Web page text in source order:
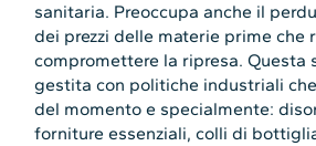
sanitaria. Preoccupa anche il
dei prezzi delle materie prime che
compromettere la ripresa. Questa
gestita con politiche industriali
del momento e specialmente:
forniture essenziali, colli di